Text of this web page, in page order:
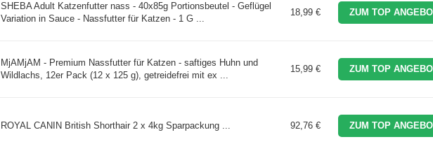
SHEBA Adult Katzenfutter nass - 40x85g Portionsbeutel - Geflügel
Variation in Sauce - Nassfutter für Katzen - 1 G ...
18,99 € ZUM TOP
MjAMjAM - Premium Nassfutter für Katzen - saftiges Huhn und
Wildlachs, 12er Pack (12 x 125 g), getreidefrei mit ex ...
15,99 € ZUM TOP
ROYAL CANIN British Shorthair 2 x 4kg Sparpackung ... 92,76 € ZUM TOP